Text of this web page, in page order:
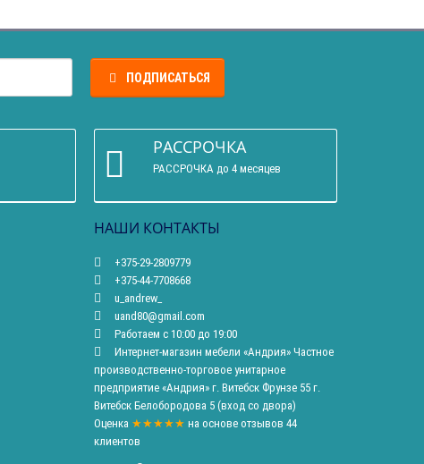
ПОДПИСАТЬСЯ
РАССРОЧКА
РАССРОЧКА до 4 месяцев
НАШИ КОНТАКТЫ
+375-29-2809779
+375-44-7708668
u_andrew_
uand80@gmail.com
Работаем с 10:00 до 19:00
Интернет-магазин мебели «Андрия» Частное
производственно-торговое унитарное
предприятие «Андрия» г. Витебск Фрунзе 55 г.
Витебск Белобородова 5 (вход со двора)
Оценка ★★★★★ на основе отзывов 44
клиентов